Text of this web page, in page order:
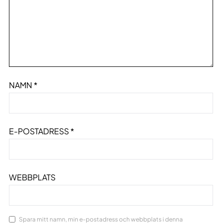
NAMN *
E-POSTADRESS*
WEBBPLATS
Spara mitt namn, min e-postadress och webbplats i denna